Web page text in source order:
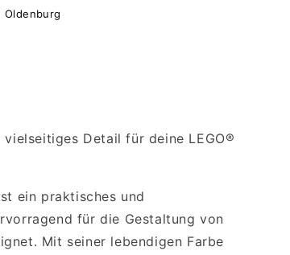
Oldenburg
vielseitiges Detail für deine LEGO®
ein praktisches und
für die Gestaltung von
Mit seiner lebendigen Farbe